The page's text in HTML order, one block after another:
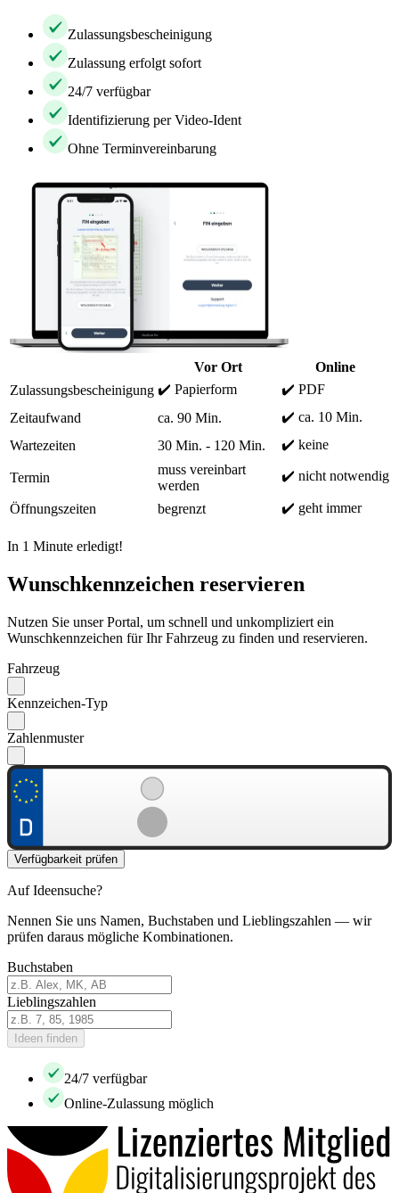
Zulassungsbescheinigung
Zulassung erfolgt sofort
24/7 verfügbar
Identifizierung per Video-Ident
Ohne Terminvereinbarung
Vor Ort
Online
Zulassungsbescheinigung ✔️ Papierform
✔️ PDF
Zeitaufwand
ca. 90 Min.
✔️ ca. 10 Min.
Wartezeiten
30 Min. - 120 Min. ✔️ keine
Termin
muss vereinbart
werden
✔️ nicht notwendig
Öffnungszeiten begrenzt ✔️ geht immer
In 1 Minute erledigt!
Wunschkennzeichen reservieren
Nutzen Sie unser Portal, um schnell und unkompliziert ein
Wunschkennzeichen für Ihr Fahrzeug zu finden und reservieren.
Fahrzeug
Kennzeichen-Typ
Zahlenmuster
Verfügbarkeit prüfen
Auf Ideensuche?
Nennen Sie uns Namen, Buchstaben und Lieblingszahlen — wir
prüfen daraus mögliche Kombinationen.
Buchstaben
Lieblingszahlen
Ideen finden
24/7 verfügbar
Online-Zulassung möglich